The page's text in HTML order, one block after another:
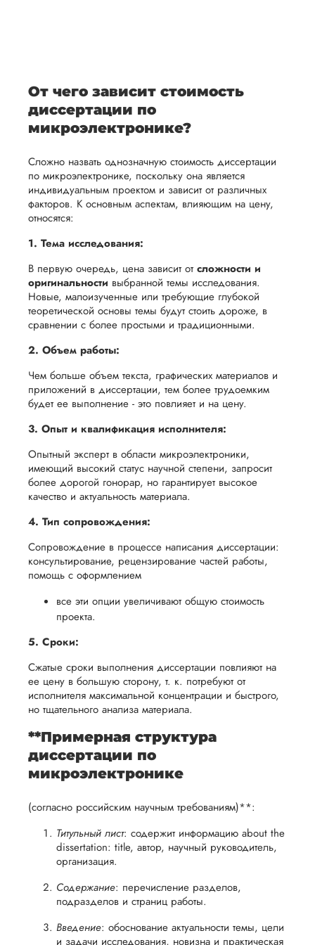
темы.
готовы
предоставить
помощь
подготовке
презентации
и речи
защитой.
цель -
обеспечить
вам
уверенность
в своей
помочь
вам
пройти
процесс
защиты
научной
и
проведения
проверки
работы,
установленная
сумма
будет
возвращена
Мы
стремимся
осуществлять
процесс
возврата
удобным
для вас,
в
разумные
сроки
после
утверждения
запроса
на
возврат.
работы. В
начале
сотрудничества
мы
обсудим
и
договоримся
выполнения,
чтобы
учесть
все
аспекты
работы.
От чего зависит стоимость
диссертации по
микроэлектронике?
Сложно назвать однозначную стоимость диссертации
по микроэлектронике, поскольку она является
индивидуальным проектом и зависит от различных
факторов. К основным аспектам, влияющим на цену,
относятся:
1. Тема исследования:
В первую очередь, цена зависит от сложности и
оригинальности выбранной темы исследования.
Новые, малоизученные или требующие глубокой
теоретической основы темы будут стоить дороже, в
сравнении с более простыми и традиционными.
2. Объем работы:
Чем больше объем текста, графических материалов и
приложений в диссертации, тем более трудоемким
будет ее выполнение - это повлияет и на цену.
3. Опыт и квалификация исполнителя:
Опытный эксперт в области микроэлектроники,
имеющий высокий статус научной степени, запросит
более дорогой гонорар, но гарантирует высокое
качество и актуальность материала.
4. Тип сопровождения:
Сопровождение в процессе написания диссертации:
консультирование, рецензирование частей работы,
помощь с оформлением
все эти опции увеличивают общую стоимость
проекта.
5. Сроки:
Сжатые сроки выполнения диссертации повлияют на
ее цену в большую сторону, т. к. потребуют от
исполнителя максимальной концентрации и быстрого,
но тщательного анализа материала.
**Примерная структура
диссертации по
микроэлектронике
(согласно российским научным требованиям)**:
Титульный лист: содержит информацию about the
dissertation: title, автор, научный руководитель,
организация.
Содержание: перечисление разделов,
подразделов и страниц работы.
Введение: обоснование актуальности темы, цели
и задачи исследования, новизна и практическая